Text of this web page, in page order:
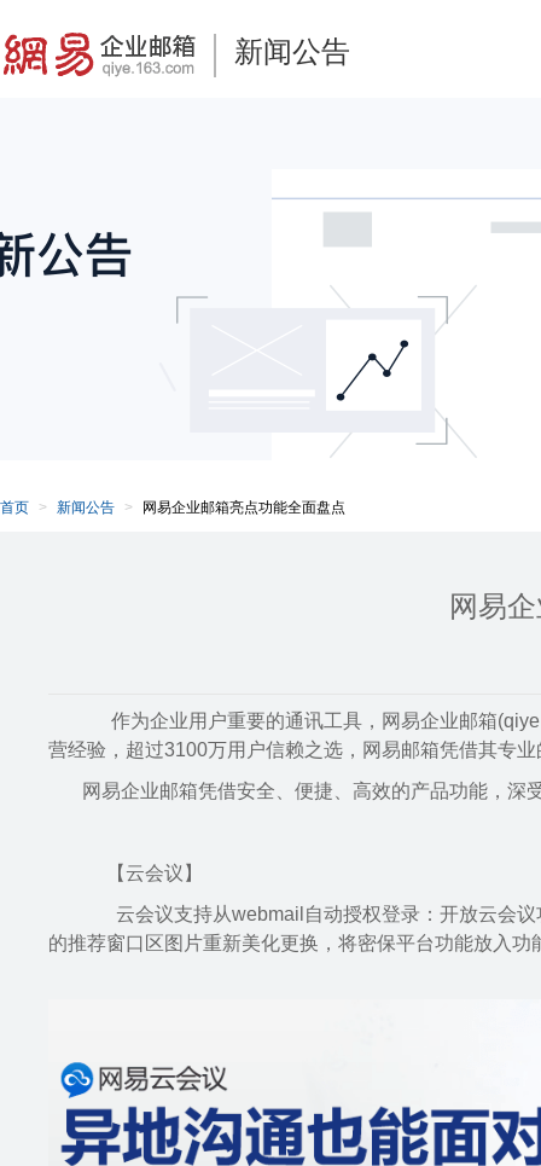
新闻公告
首页 新闻公告 网易企业邮箱亮点功能全面盘点
网易
作为企业用户重要的通讯工具，网易企业邮箱
营经验，超过3100万用户信赖之选，网易邮箱凭借其专
网易企业邮箱凭借安全、便捷、高效的产品功能，
【云会议】
云会议支持从webmail自动授权登录：开放云会议
的推荐窗口区图片重新美化更换，将密保平台功能放入功